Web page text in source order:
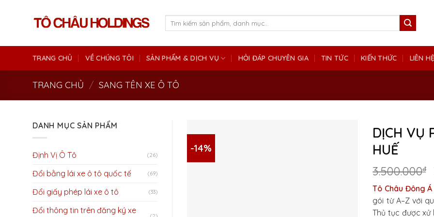
TRANG CHỦ VỀ CHÚNG TÔI SẢN PHẨM & DỊCH VỤ HỎI ĐÁP CHUYÊN GIA TIN TỨC KIẾN THỨC LIÊN HỆ
TRANG CHỦ / SANG TÊN XE Ô TÔ
DANH MỤC SẢN PHẨM
Định Vị Ô Tô (26)
Đổi bằng lái xe ô tô quốc tế (69)
Đổi giấy phép lái xe ô tô (33)
Đổi thông tin trên đăng ký xe
-14%
DỊCH VỤ
HUẾ
3.500.000₫
Tô Châu Đông Á
gói từ A–Z với
Thủ tục được xử